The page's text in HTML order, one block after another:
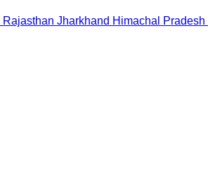
Rajasthan Jharkhand Himachal Pradesh